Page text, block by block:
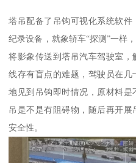
塔吊配备了吊钩可视化系统软
纪录设备，就象轿车“探测”一样
将影象传送到塔吊汽车驾驶室
线存有盲点的难题，驾驶员在
地见到吊钩即时情况，原材料
吊是不是有阻碍物，随后再开
安全性。